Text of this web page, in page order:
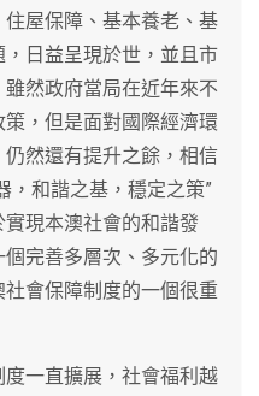
屋保障、基本養老、基
日益呈現於世，並且市
然政府當局在近年來不
，但是面對國際經濟環
然還有提升之餘，相信
，和諧之基，穩定之策”
現本澳社會的和諧發
完善多層次、多元化的
會保障制度的一個很重
一直擴展，社會福利越